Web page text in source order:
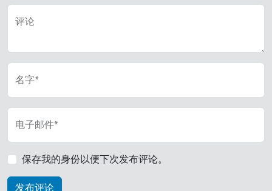
评论
名字*
电子邮件*
保存我的身份以便下次发布评论。